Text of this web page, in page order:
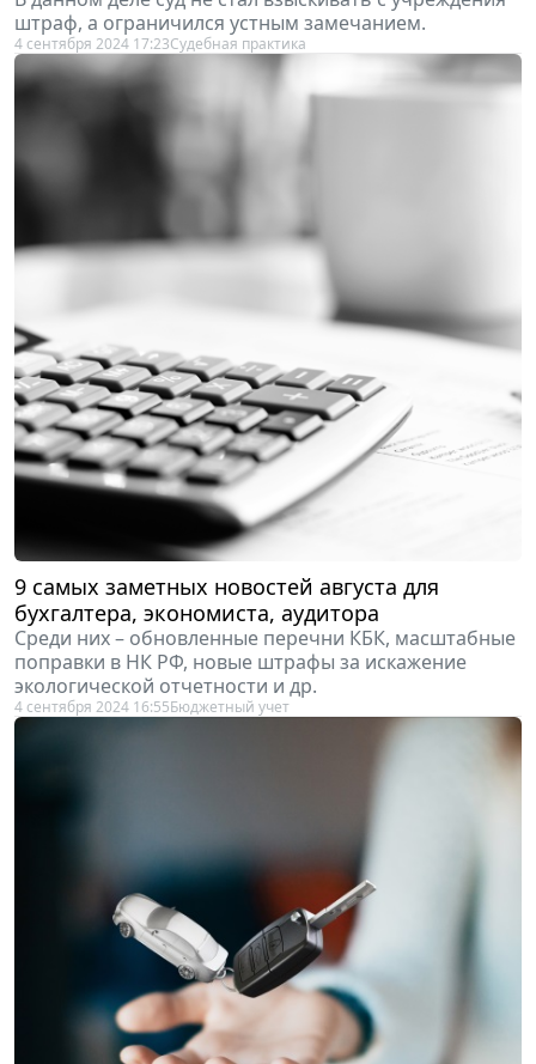
штраф, а ограничился устным замечанием.
4 сентября 2024 17:23Судебная практика
9 самых заметных новостей августа для
бухгалтера, экономиста, аудитора
Среди них – обновленные перечни КБК, масштабные
поправки в НК РФ, новые штрафы за искажение
экологической отчетности и др.
4 сентября 2024 16:55Бюджетный учет